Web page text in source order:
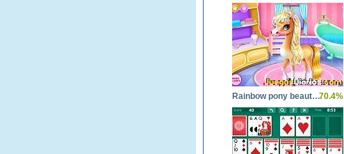
Rainbow pony beauty salon70.4%